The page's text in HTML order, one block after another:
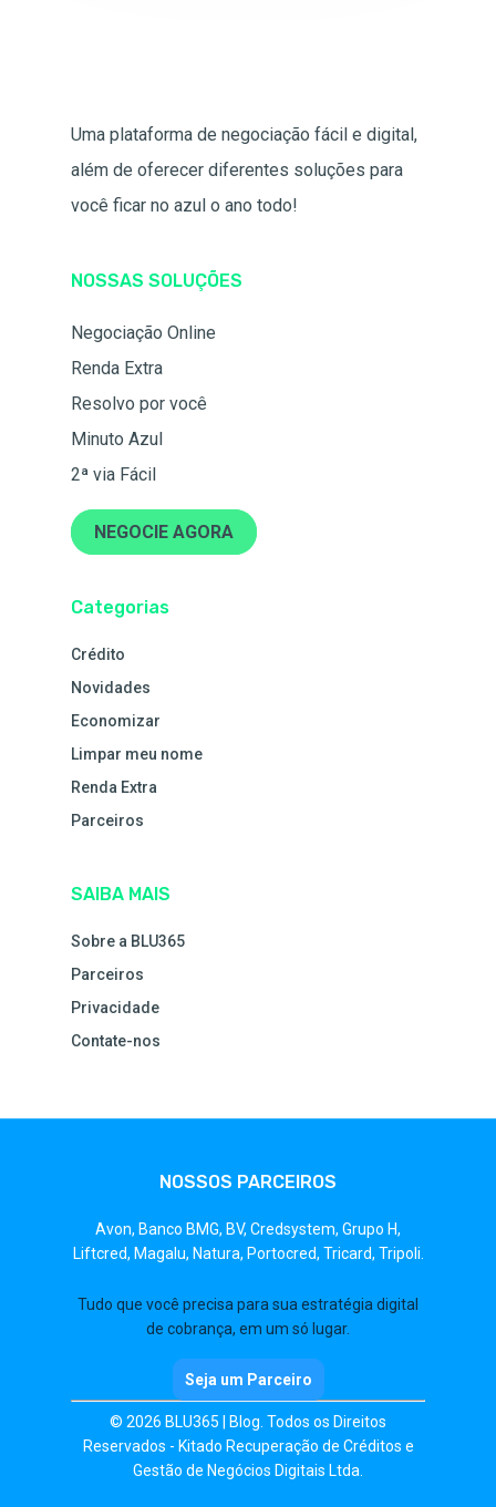
Uma plataforma de negociação fácil e digital,
além de oferecer diferentes soluções para
você ficar no azul o ano todo!
NOSSAS SOLUÇÕES
Negociação Online
Renda Extra
Resolvo por você
Minuto Azul
2ª via Fácil
NEGOCIE AGORA
Categorias
Crédito
Novidades
Economizar
Limpar meu nome
Renda Extra
Parceiros
SAIBA MAIS
Sobre a BLU365
Parceiros
Privacidade
Contate-nos
NOSSOS PARCEIROS
Avon, Banco BMG, BV, Credsystem, Grupo H,
Liftcred, Magalu, Natura, Portocred, Tricard, Tripoli.
Tudo que você precisa para sua estratégia digital
de cobrança, em um só lugar.
Seja um Parceiro
© 2026 BLU365 | Blog. Todos os Direitos
Reservados - Kitado Recuperação de Créditos e
Gestão de Negócios Digitais Ltda.